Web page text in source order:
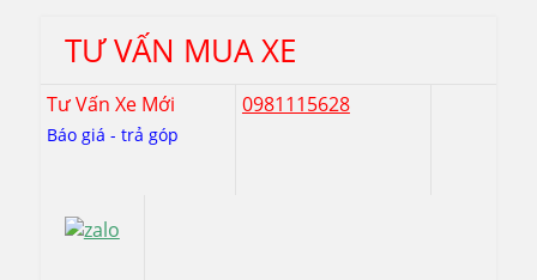
TƯ VẤN MUA XE
Tư Vấn Xe Mới
Báo giá - trả góp
0981115628